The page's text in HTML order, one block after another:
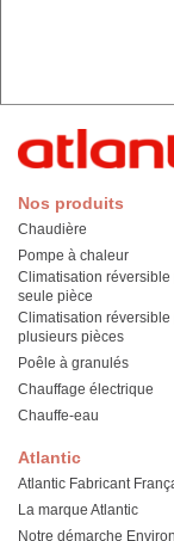
Atlantic
Atlantic Fabricant
La marque Atlantic
Notre démarche
Nos produits
Chaudière
Pompe à chaleur
Climatisation réversible
seule pièce
Climatisation réversible
plusieurs pièces
Poêle à granulés
Chauffage électrique
Chauffe-eau